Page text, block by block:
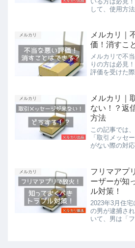
して、使用方
梱包・発送た
選択肢の一つ
ります。
メルカリ
メルカリ｜
価！消すこ
メルカリで不
りの方は必見
評価を受けた
けても泣き寝
すべき行動が
メルカリ
メルカリ｜
ない！？返
方法
この記事では
「取引メッセ
がない際の対
んか？この記
じることなく
す。
メルカリ
フリマアプ
ーザーが知
ル対策！
2023年3月住
の男が逮捕さ
いて、男は「